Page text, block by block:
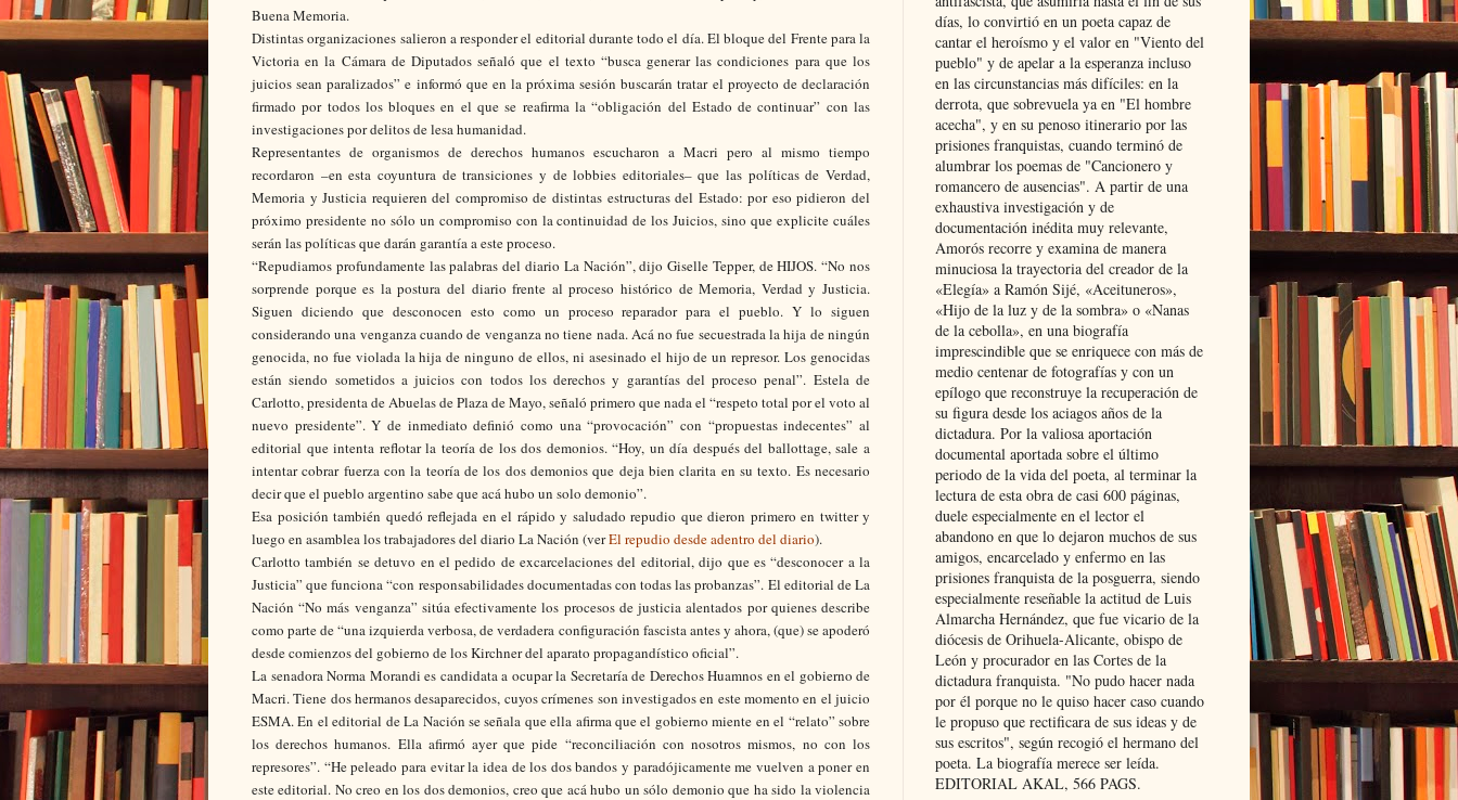
Buena Memoria.
Distintas organizaciones salieron a responder el editorial durante todo el día. El bloque del Frente para la
Victoria en la Cámara de Diputados señaló que el texto “busca generar las condiciones para que los
juicios sean paralizados” e informó que en la próxima sesión buscarán tratar el proyecto de declaración
firmado por todos los bloques en el que se reafirma la “obligación del Estado de continuar” con las
investigaciones por delitos de lesa humanidad.
Representantes de organismos de derechos humanos escucharon a Macri pero al mismo tiempo
recordaron –en esta coyuntura de transiciones y de lobbies editoriales– que las políticas de Verdad,
Memoria y Justicia requieren del compromiso de distintas estructuras del Estado: por eso pidieron del
próximo presidente no sólo un compromiso con la continuidad de los Juicios, sino que explicite cuáles
serán las políticas que darán garantía a este proceso.
“Repudiamos profundamente las palabras del diario La Nación”, dijo Giselle Tepper, de HIJOS. “No nos
sorprende porque es la postura del diario frente al proceso histórico de Memoria, Verdad y Justicia.
Siguen diciendo que desconocen esto como un proceso reparador para el pueblo. Y lo siguen
considerando una venganza cuando de venganza no tiene nada. Acá no fue secuestrada la hija de ningún
genocida, no fue violada la hija de ninguno de ellos, ni asesinado el hijo de un represor. Los genocidas
están siendo sometidos a juicios con todos los derechos y garantías del proceso penal”. Estela de
Carlotto, presidenta de Abuelas de Plaza de Mayo, señaló primero que nada el “respeto total por el voto al
nuevo presidente”. Y de inmediato definió como una “provocación” con “propuestas indecentes” al
editorial que intenta reflotar la teoría de los dos demonios. “Hoy, un día después del ballottage, sale a
intentar cobrar fuerza con la teoría de los dos demonios que deja bien clarita en su texto. Es necesario
decir que el pueblo argentino sabe que acá hubo un solo demonio”.
Esa posición también quedó reflejada en el rápido y saludado repudio que dieron primero en twitter y
luego en asamblea los trabajadores del diario La Nación (verEl repudio desde adentro del diario).
Carlotto también se detuvo en el pedido de excarcelaciones del editorial, dijo que es “desconocer a la
Justicia” que funciona “con responsabilidades documentadas con todas las probanzas”. El editorial de La
Nación “No más venganza” sitúa efectivamente los procesos de justicia alentados por quienes describe
como parte de “una izquierda verbosa, de verdadera configuración fascista antes y ahora, (que) se apoderó
desde comienzos del gobierno de los Kirchner del aparato propagandístico oficial”.
La senadora Norma Morandi es candidata a ocupar la Secretaría de Derechos Huamnos en el gobierno de
Macri. Tiene dos hermanos desaparecidos, cuyos crímenes son investigados en este momento en el juicio
ESMA. En el editorial de La Nación se señala que ella afirma que el gobierno miente en el “relato” sobre
los derechos humanos. Ella afirmó ayer que pide “reconciliación con nosotros mismos, no con los
represores”. “He peleado para evitar la idea de los dos bandos y paradójicamente me vuelven a poner en
este editorial. No creo en los dos demonios, creo que acá hubo un sólo demonio que ha sido la violencia
días, lo convirtió en un poeta capaz de
cantar el heroísmo y el valor en "Viento del
pueblo" y de apelar a la esperanza incluso
en las circunstancias más difíciles: en la
derrota, que sobrevuela ya en "El hombre
acecha", y en su penoso itinerario por las
prisiones franquistas, cuando terminó de
alumbrar los poemas de "Cancionero y
romancero de ausencias". A partir de una
exhaustiva investigación y de
documentación inédita muy relevante,
Amorós recorre y examina de manera
minuciosa la trayectoria del creador de la
«Elegía» a Ramón Sijé, «Aceituneros»,
«Hijo de la luz y de la sombra» o «Nanas
de la cebolla», en una biografía
imprescindible que se enriquece con más de
medio centenar de fotografías y con un
epílogo que reconstruye la recuperación de
su figura desde los aciagos años de la
dictadura. Por la valiosa aportación
documental aportada sobre el último
periodo de la vida del poeta, al terminar la
lectura de esta obra de casi 600 páginas,
duele especialmente en el lector el
abandono en que lo dejaron muchos de sus
amigos, encarcelado y enfermo en las
prisiones franquista de la posguerra, siendo
especialmente reseñable la actitud de Luis
Almarcha Hernández, que fue vicario de la
diócesis de Orihuela-Alicante, obispo de
León y procurador en las Cortes de la
dictadura franquista. "No pudo hacer nada
por él porque no le quiso hacer caso cuando
le propuso que rectificara de sus ideas y de
sus escritos", según recogió el hermano del
poeta. La biografía merece ser leída.
EDITORIAL AKAL, 566 PAGS.